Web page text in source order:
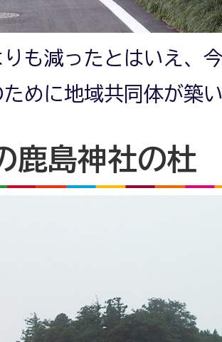
りも減ったとはいえ、
ために地域共同体が築
鹿島神社の杜